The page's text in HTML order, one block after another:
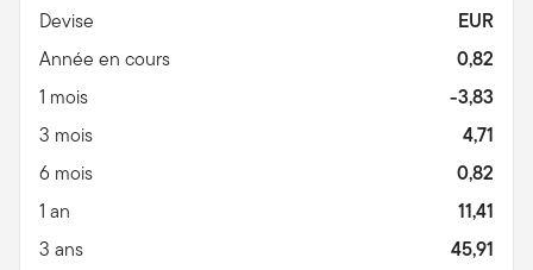
Devise
EUR
Année en cours
0,82
1 mois
-3,83
3 mois
4,71
6 mois
0,82
1 an
11,41
3 ans
45,91